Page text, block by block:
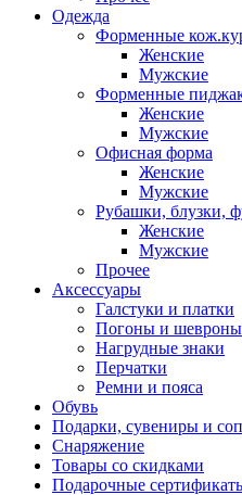
Одежда
Форменные
Женские
Мужские
Форменные
Женские
Мужские
Офисная форма
Женские
Мужские
Рубашки, блузки,
Женские
Мужские
Прочее
Аксессуары
Галстуки и платки
Погоны и шевроны
Нагрудные знаки
Перчатки
Ремни и пояса
Обувь
Подарки, сувениры и
Снаряжение
Товары со скидками
Подарочные